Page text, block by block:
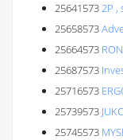
256415732P ,
25658573
25664573
25687573
25716573
25739573
25745573